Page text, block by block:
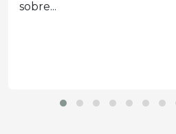
Relatório da ONU confirma